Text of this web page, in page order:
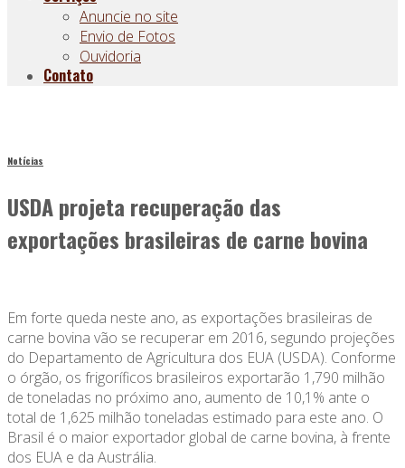
Anuncie no site
Envio de Fotos
Ouvidoria
Contato
Notícias
USDA projeta recuperação das
exportações brasileiras de carne bovina
Em forte queda neste ano, as exportações brasileiras de
carne bovina vão se recuperar em 2016, segundo projeções
do Departamento de Agricultura dos EUA (USDA). Conforme
o órgão, os frigoríficos brasileiros exportarão 1,790 milhão
de toneladas no próximo ano, aumento de 10,1% ante o
total de 1,625 milhão toneladas estimado para este ano. O
Brasil é o maior exportador global de carne bovina, à frente
dos EUA e da Austrália.